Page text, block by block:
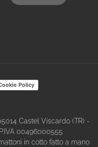
Policy
Castel Viscardo (TR) -
00496000555
in cotto fatto a mano